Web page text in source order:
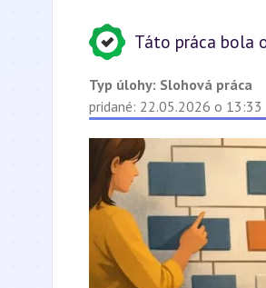
Táto práca bola
Typ úlohy: Slohová práca
pridané: 22.05.2026 o 13:33